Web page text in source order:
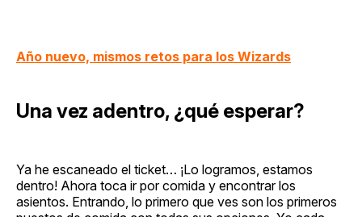
Año nuevo, mismos retos para los Wizards
Una vez adentro, ¿qué esperar?
Ya he escaneado el ticket… ¡Lo logramos, estamos
dentro! Ahora toca ir por comida y encontrar los
asientos. Entrando, lo primero que ves son los primeros